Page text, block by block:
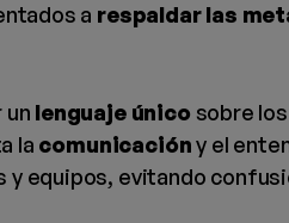
a respaldar las
un lenguaje único sobre
la comunicacióny el
equipos, evitando